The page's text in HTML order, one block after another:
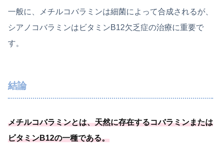
一般に、メチルコバラミンは細菌によって合成されるが、
シアノコバラミンはビタミンB12欠乏症の治療に重要で
す。
結論
メチルコバラミンとは、天然に存在するコバラミンまたは
ビタミンB12の一種である。